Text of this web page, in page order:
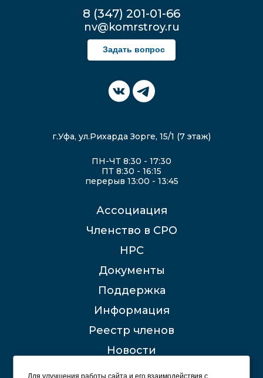
8 (347) 201-01-66
nv@komrstroy.ru
Задать вопрос
г.Уфа, ул.Рихарда Зорге, 15/1 (7 этаж)
ПН-ЧТ 8:30 - 17:30
ПТ 8:30 - 16:15
перерыв 13:00 - 13:45
Ассоциация
Членство в СРО
НРС
Документы
Поддержка
Информация
Реестр членов
Новости
Контакты
Для улучшения работы сайта и его взаимодействия с